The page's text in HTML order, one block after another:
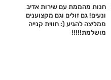
חנות מהממת עם שירות אדיב
ונעים! גם זולים וגם מקצוענים
ממליצה להגיע (: חווית קנייה
מושלמת!!!!!‎